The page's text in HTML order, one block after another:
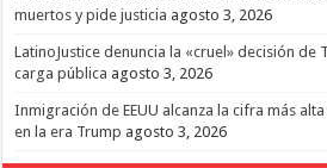
muertos y pide justicia agosto 3, 2026
LatinoJustice denuncia la «cruel» decisión de
carga pública agosto 3, 2026
Inmigración de EEUU alcanza la cifra más
en la era Trump agosto 3, 2026